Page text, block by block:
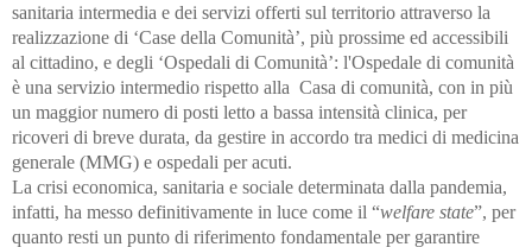
sanitaria intermedia e dei servizi offerti sul territorio attraverso la
realizzazione di ‘Case della Comunità’, più prossime ed accessibili
al cittadino, e degli ‘Ospedali di Comunità’: l'Ospedale di comunità
è una servizio intermedio rispetto alla Casa di comunità, con in più
un maggior numero di posti letto a bassa intensità clinica, per
ricoveri di breve durata, da gestire in accordo tra medici di medicina
generale (MMG) e ospedali per acuti.
La crisi economica, sanitaria e sociale determinata dalla pandemia,
infatti, ha messo definitivamente in luce come il “welfare state”, per
quanto resti un punto di riferimento fondamentale per garantire